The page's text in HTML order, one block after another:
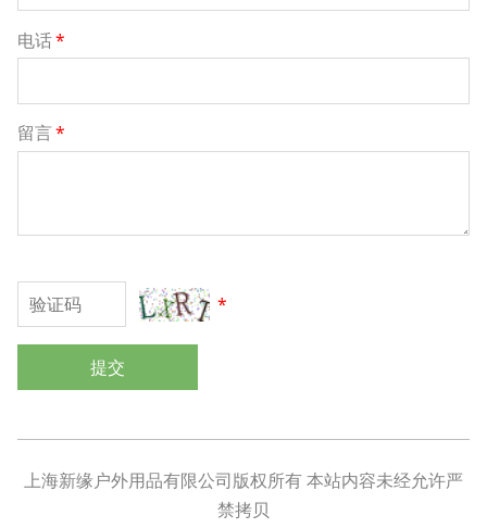
电话*
留言*
*
提交
上海新缘户外用品有限公司版权所有 本站内容未经允许严
禁拷贝